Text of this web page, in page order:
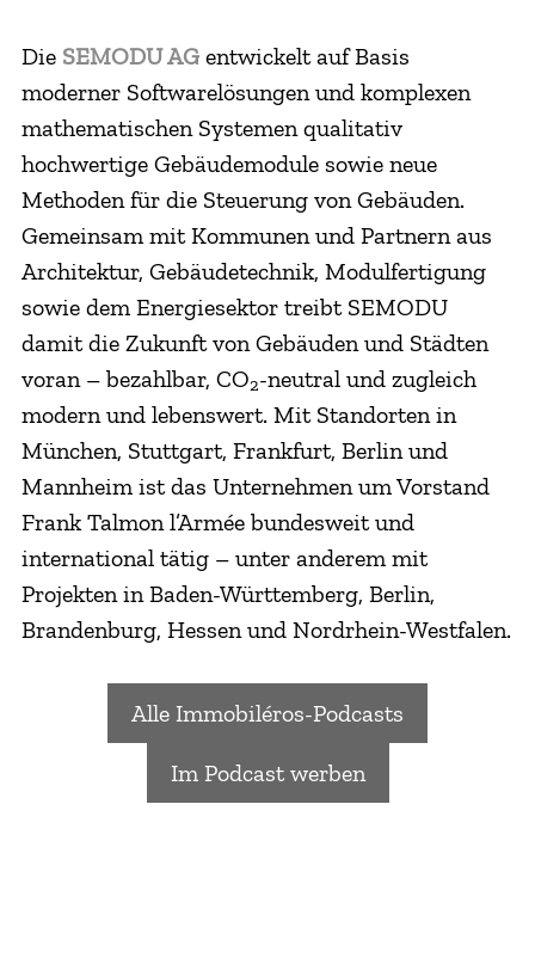
Die SEMODU AGentwickelt auf Basis
moderner Softwarelösungen und komplexen
mathematischen Systemen qualitativ
hochwertige Gebäudemodule sowie neue
Methoden für die Steuerung von Gebäuden.
Gemeinsam mit Kommunen und Partnern aus
Architektur, Gebäudetechnik, Modulfertigung
sowie dem Energiesektor treibt SEMODU
damit die Zukunft von Gebäuden und Städten
voran – bezahlbar, CO2-neutral und zugleich
modern und lebenswert. Mit Standorten in
München, Stuttgart, Frankfurt, Berlin und
Mannheim ist das Unternehmen um Vorstand
Frank Talmon l’Armée bundesweit und
international tätig – unter anderem mit
Projekten in Baden-Württemberg, Berlin,
Brandenburg, Hessen und Nordrhein-Westfalen.
Alle Immobiléros-Podcasts
Im Podcast werben